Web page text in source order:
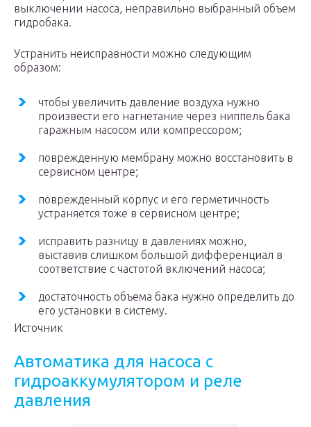
выключении насоса, неправильно выбранный объем
гидробака.
Устранить неисправности можно следующим
образом:
чтобы увеличить давление воздуха нужно
произвести его нагнетание через ниппель бака
гаражным насосом или компрессором;
поврежденную мембрану можно восстановить в
сервисном центре;
поврежденный корпус и его герметичность
устраняется тоже в сервисном центре;
исправить разницу в давлениях можно,
выставив слишком большой дифференциал в
соответствие с частотой включений насоса;
достаточность объема бака нужно определить до
его установки в систему.
Источник
Автоматика для насоса с
гидроаккумулятором и реле
давления